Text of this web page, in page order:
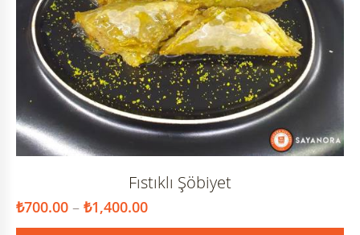
Fıstıklı Şöbiyet
₺700.00 – ₺1,400.00